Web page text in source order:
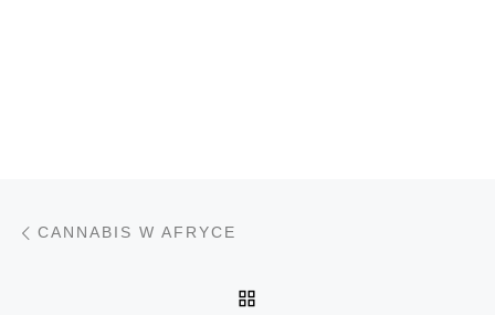
Nawigacja wpisu
CANNABIS W AFRYCE